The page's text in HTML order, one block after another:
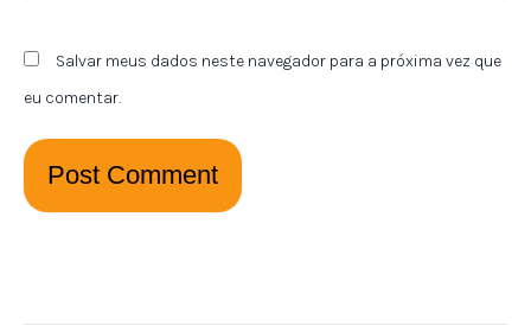
Salvar meus dados neste navegador para a próxima vez que
eu comentar.